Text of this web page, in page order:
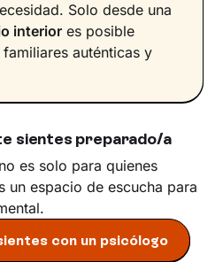
Solo desde una
interior es posible
auténticas y
sientes preparado/a
es solo para quienes
un espacio de escucha para
con un psicólogo